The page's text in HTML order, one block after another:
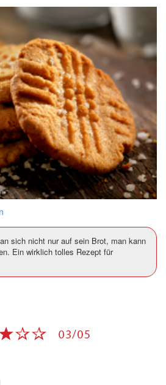
sich nicht nur auf sein Brot, man kann
Ein wirklich tolles Rezept für